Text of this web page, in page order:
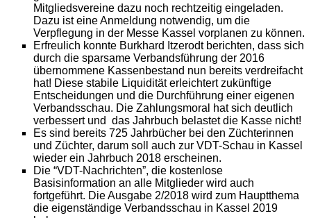
Mitgliedsvereine dazu noch rechtzeitig eingeladen.
Dazu ist eine Anmeldung notwendig, um die
Verpflegung in der Messe Kassel vorplanen zu können.
Erfreulich konnte Burkhard Itzerodt berichten, dass sich
durch die sparsame Verbandsführung der 2016
übernommene Kassenbestand nun bereits verdreifacht
hat! Diese stabile Liquidität erleichtert zukünftige
Entscheidungen und die Durchführung einer eigenen
Verbandsschau. Die Zahlungsmoral hat sich deutlich
verbessert und das Jahrbuch belastet die Kasse nicht!
Es sind bereits 725 Jahrbücher bei den Züchterinnen
und Züchter, darum soll auch zur VDT-Schau in Kassel
wieder ein Jahrbuch 2018 erscheinen.
Die “VDT-Nachrichten”, die kostenlose
Basisinformation an alle Mitglieder wird auch
fortgeführt. Die Ausgabe 2/2018 wird zum Hauptthema
die eigenständige Verbandsschau in Kassel 2019